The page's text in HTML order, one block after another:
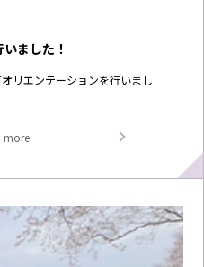
ました！
リエンテーションを行いまし
more